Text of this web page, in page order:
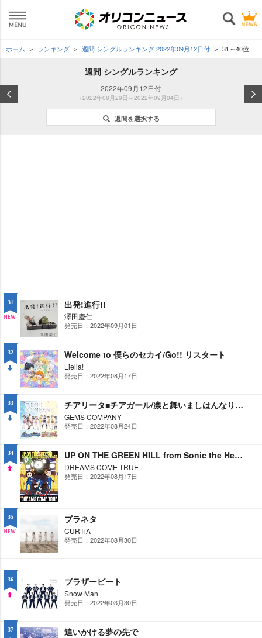
ホーム ランキング 週間 シングルランキング 2022年09月12日付 31～40位
週間 シングルランキング
2022年09月12日付
（2022年08月29日～2022年09月04日）
週間を選択する
31
W
出発!進行!!
澤田慶仁
発売日：2022年09月01日
32
WN
Welcome to 僕らのセカイ/Go!! リスタート
Liella!
発売日：2022年08月17日
33
WN
チアリータ■チアガール/凛と舞いましはんなり小町
GEMS COMPANY
発売日：2022年08月24日
34 UP ON THE GREEN HILL from Sonic the Hedgehog Green Hill Zone
DREAMS COME TRUE
発売日：2022年08月17日
35 プラネタ
CURTiA
発売日：2022年08月30日
36 ブラザービート
Snow Man
発売日：2022年03月30日
37 追いかける夢の先で